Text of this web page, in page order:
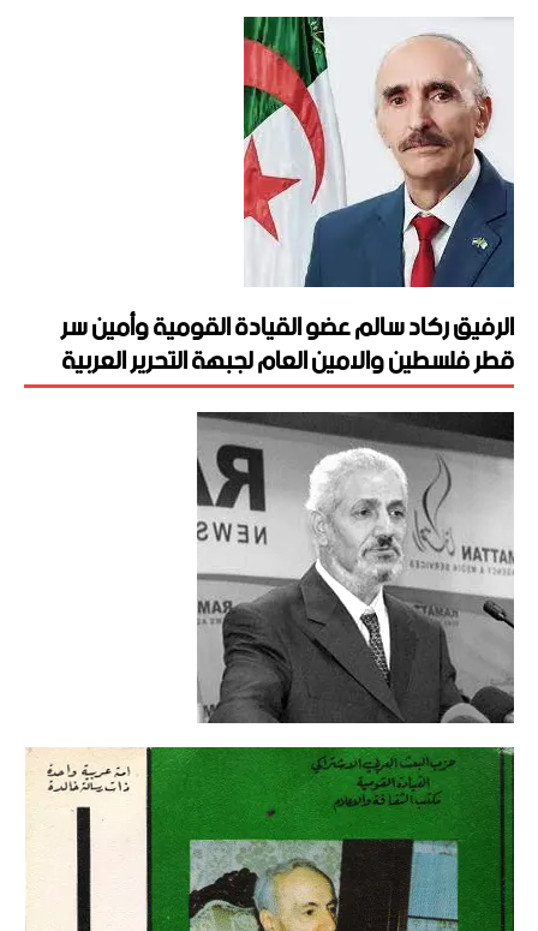
الرفيق ركاد سالم عضو القيادة القومية وأمين سر
قطر فلسطين والامين العام لجبهة التحرير العربية